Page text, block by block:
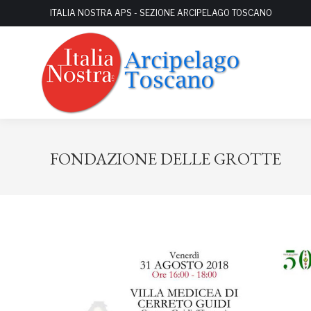
ITALIA NOSTRA APS - SEZIONE ARCIPELAGO TOSCANO
FONDAZIONE DELLE GROTTE